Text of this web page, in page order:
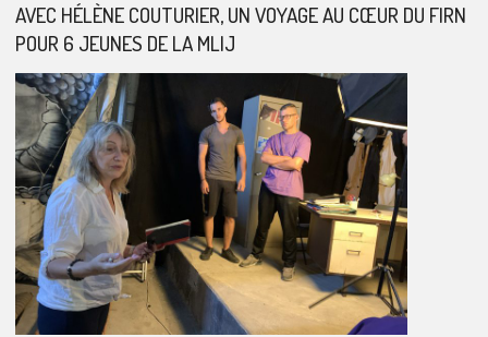
AVEC HÉLÈNE COUTURIER, UN VOYAGE AU CŒUR DU FIRN
POUR 6 JEUNES DE LA MLIJ